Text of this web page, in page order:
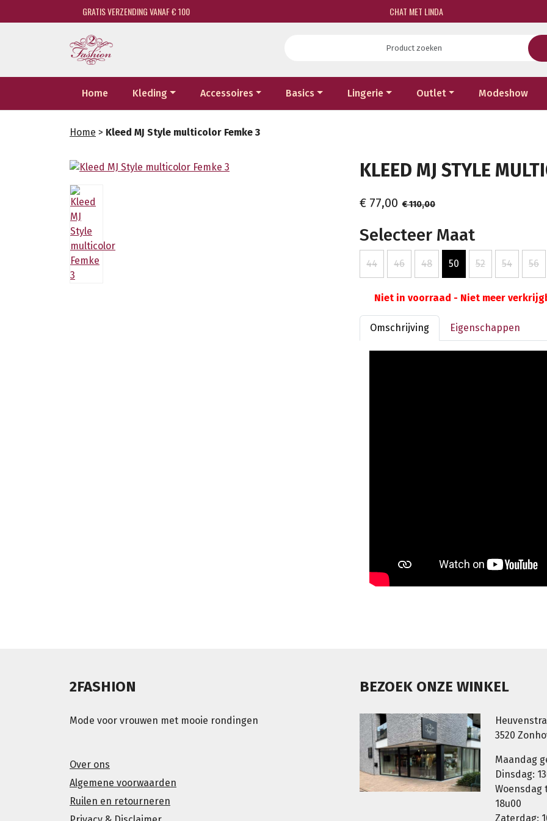
GRATIS VERZENDING VANAF € 100 CHAT MET LINDA
Home Kleding Accessoires Basics Lingerie Outlet Modeshow
Home > Kleed MJ Style multicolor Femke 3
KLEED MJ STYLE
€ 77,00 € 110,00
Selecteer Maat
44 46 48 50 52 54 56
Niet in voorraad - Niet meer
Omschrijving Eigenschappen
2FASHION
Mode voor vrouwen met mooie rondingen
Over ons
Algemene voorwaarden
Ruilen en retourneren
BEZOEK ONZE WINKEL
3520
Maandag
Dinsdag:
Woensdag
18u00
Zaterdag: